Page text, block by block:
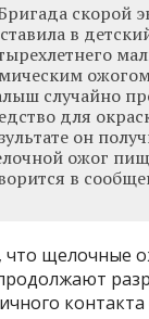
скорой
в
случайно
для
он
ожог
в
что щелочные